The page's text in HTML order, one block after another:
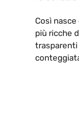
Così
più ricche
trasparenti